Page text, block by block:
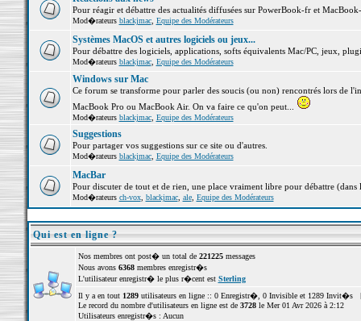
Pour réagir et débattre des actualités diffusées sur PowerBook-fr et
Mod�rateurs blackjmac, Equipe des Modérateurs
Systèmes MacOS et autres logiciels ou jeux...
Pour débattre des logiciels, applications, softs équivalents Mac/PC, jeux,
Mod�rateurs blackjmac, Equipe des Modérateurs
Windows sur Mac
Ce forum se transforme pour parler des soucis (ou non) rencontrés lors de
MacBook Pro ou MacBook Air. On va faire ce qu'on peut...
Mod�rateurs blackjmac, Equipe des Modérateurs
Suggestions
Pour partager vos suggestions sur ce site ou d'autres.
Mod�rateurs blackjmac, Equipe des Modérateurs
MacBar
Pour discuter de tout et de rien, une place vraiment libre pour débattre (dans
Mod�rateurs ch-vox, blackjmac, ale, Equipe des Modérateurs
Qui est en ligne ?
Nos membres ont post� un total de 221225messages
Nous avons 6368membres enregistr�s
L'utilisateur enregistr� le plus r�cent est Sterling
Il y a en tout 1289utilisateurs en ligne :: 0 Enregistr�, 0 Invisible et 1289 Invit�s
Le record du nombre d'utilisateurs en ligne est de 3728le Mer 01 Avr 2026 à 2:12
Utilisateurs enregistr�s : Aucun